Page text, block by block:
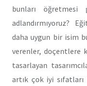
bunları öğretmesi
adlandırmıyoruz?
daha uygun bir isim
verenler, doçentlere
tasarlayan
artık çok iyi